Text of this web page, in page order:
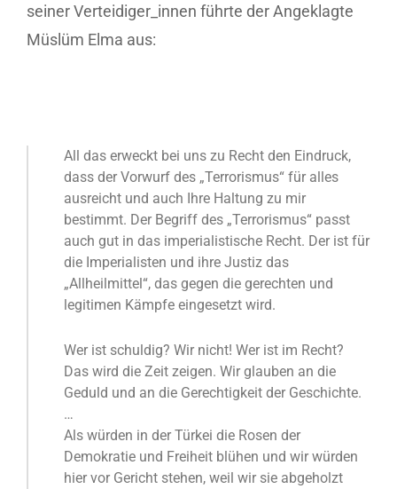
seiner Verteidiger_innen führte der Angeklagte
Müslüm Elma aus:
All das erweckt bei uns zu Recht den Eindruck,
dass der Vorwurf des „Terrorismus“ für alles
ausreicht und auch Ihre Haltung zu mir
bestimmt. Der Begriff des „Terrorismus“ passt
auch gut in das imperialistische Recht. Der ist für
die Imperialisten und ihre Justiz das
„Allheilmittel“, das gegen die gerechten und
legitimen Kämpfe eingesetzt wird.
Wer ist schuldig? Wir nicht! Wer ist im Recht?
Das wird die Zeit zeigen. Wir glauben an die
Geduld und an die Gerechtigkeit der Geschichte.
…
Als würden in der Türkei die Rosen der
Demokratie und Freiheit blühen und wir würden
hier vor Gericht stehen, weil wir sie abgeholzt